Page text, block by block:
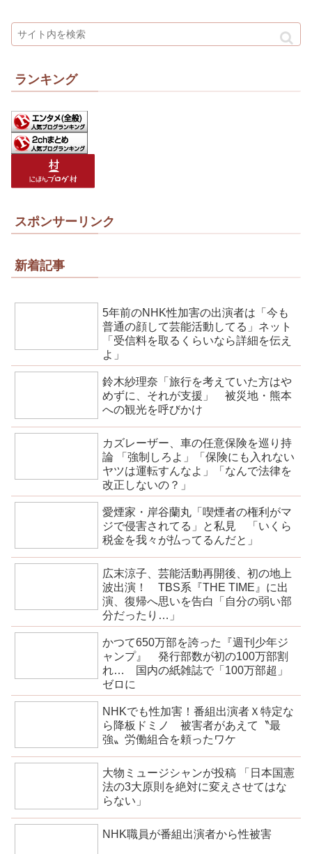
ランキング
スポンサーリンク
新着記事
5年前のNHK性加害の出演者は「今も
普通の顔して芸能活動してる」ネット
「受信料を取るくらいなら詳細を伝え
よ」
鈴木紗理奈「旅行を考えていた方はや
めずに、それが支援」 被災地・熊本
への観光を呼びかけ
カズレーザー、車の任意保険を巡り持
論 「強制しろよ」「保険にも入れない
ヤツは運転すんなよ」「なんで法律を
改正しないの？」
愛煙家・岸谷蘭丸「喫煙者の権利がマ
ジで侵害されてる」と私見 「いくら
税金を我々が払ってるんだと」
広末涼子、芸能活動再開後、初の地上
波出演！ TBS系『THE TIME』に出
演、復帰へ思いを告白「自分の弱い部
分だったり…」
かつて650万部を誇った『週刊少年ジ
ャンプ』 発行部数が初の100万部割
れ… 国内の紙雑誌で「100万部超」
ゼロに
NHKでも性加害！番組出演者Ｘ特定な
ら降板ドミノ 被害者があえて〝最
強〟労働組合を頼ったワケ
大物ミュージシャンが投稿 「日本国憲
法の3大原則を絶対に変えさせてはな
らない」
NHK職員が番組出演者から性被害